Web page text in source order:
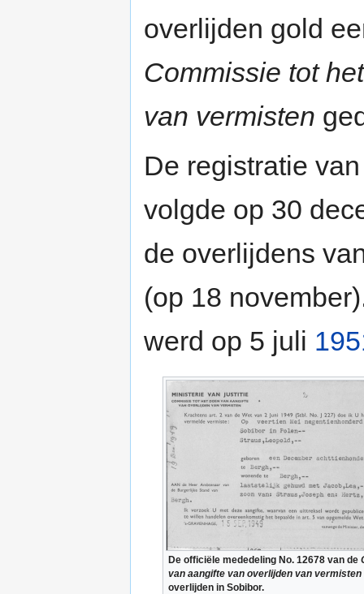
overlijden gold
Commissie tot
van vermisten
De registratie
volgde op 30
de overlijdens
(op 18
werd op 5 juli
De officiële mededeling No. 12678 van de
van aangifte van overlijden van vermisten
overlijden in Sobibor.